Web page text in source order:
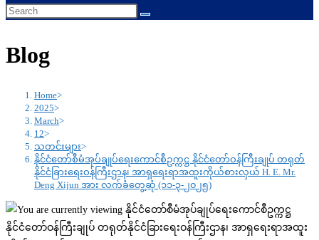
Blog
Home>
2025>
March>
12>
သတင်းများ>
နိုင်ငံတော်စီမံအုပ်ချုပ်ရေးကောင်စီဥက္ကဋ္ဌ နိုင်ငံတော်ဝန်ကြီးချုပ် တရုတ်
နိုင်ငံခြားရေးဝန်ကြီးဌာန၊ အာရှရေးရာအထူးကိုယ်စားလှယ် H. E. Mr.
Deng Xijun အား လက်ခံတွေ့ဆုံ (၁၁-၃-၂၀၂၅)